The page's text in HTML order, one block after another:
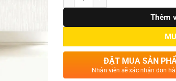
Thêm
ĐẶT MUA SẢN
Nhân viên sẽ xác nhận đơn